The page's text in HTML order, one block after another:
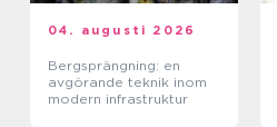
04. augusti 2026
Bergsprängning: en
avgörande teknik inom
modern infrastruktur